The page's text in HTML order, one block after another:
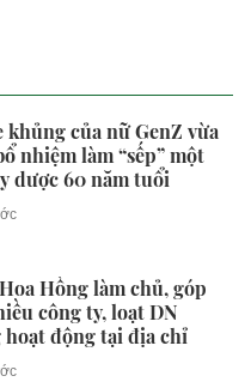
khủng của nữ GenZ vừa
nhiệm làm “sếp” một
dược 60 năm tuổi
Hồng làm chủ, góp
công ty, loạt DN
hoạt động tại địa chỉ